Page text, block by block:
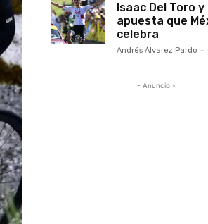
Isaac Del Toro y
apuesta que
celebra
Andrés Álvarez Pardo -
- Anuncio -